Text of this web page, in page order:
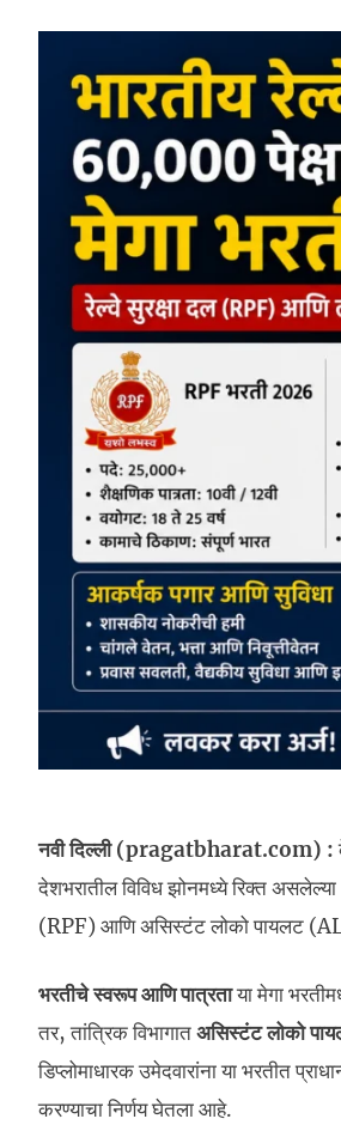
नवी दिल्ली (pragatbharat.com) :
देशभरातील विविध झोनमध्ये रिक्त असलेल्या
(RPF) आणि असिस्टंट लोको पायलट
भरतीचे स्वरूप आणि पात्रताया मेगा
तर, तांत्रिक विभागातअसिस्टंट लोको
डिप्लोमाधारक उमेदवारांना या भरतीत
करण्याचा निर्णय घेतला आहे.